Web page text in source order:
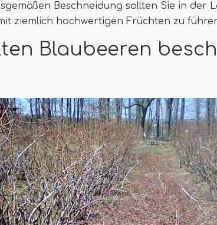
Beschneidung sollten Sie in der
ziemlich hochwertigen Früchten zu
Blaubeeren